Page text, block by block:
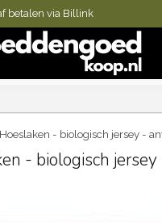
betalen via Billink
Hoeslaken - biologisch jersey -
- biologisch